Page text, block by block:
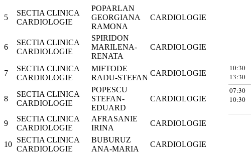
5
SECTIA CLINICA
CARDIOLOGIE
POPARLAN
GEORGIANA
RAMONA
CARDIOLOGIE
6
SECTIA CLINICA
CARDIOLOGIE
SPIRIDON
MARILENA-
RENATA
CARDIOLOGIE
7
SECTIA CLINICA
CARDIOLOGIE
MIFTODE
RADU-STEFAN
CARDIOLOGIE
10:30
13:30
8
SECTIA CLINICA
CARDIOLOGIE
POPESCU
STEFAN-
EDUARD
CARDIOLOGIE
07:30
10:30
9
SECTIA CLINICA
CARDIOLOGIE
AFRASANIE
IRINA
CARDIOLOGIE
10
SECTIA CLINICA
CARDIOLOGIE
BUBURUZ
ANA-MARIA
CARDIOLOGIE